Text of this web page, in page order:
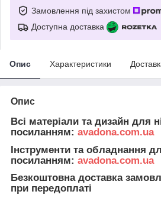
Замовлення під захистом
Доступна доставка
Опис Характеристики
Опис
Всі матеріали та дизайн для
посиланням: avadona.com.ua
Інструменти та обладнання
посиланням: avadona.com.ua
Безкоштовна доставка
при передоплаті